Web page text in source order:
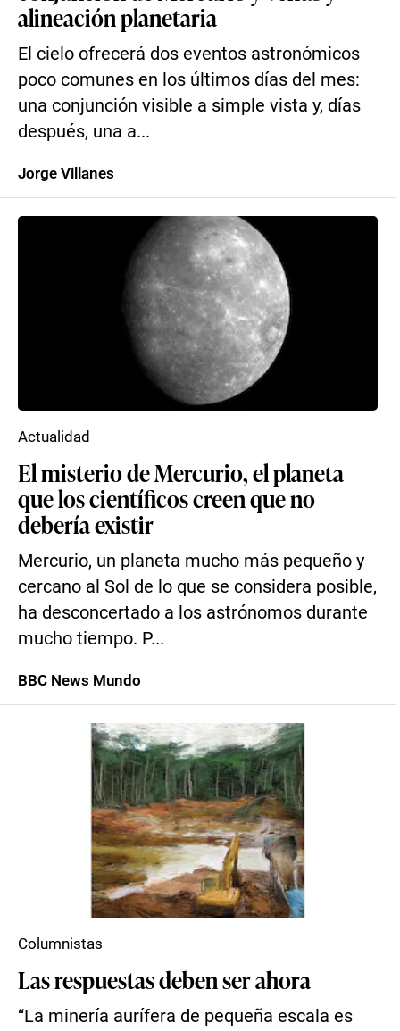
alineación planetaria
El cielo ofrecerá dos eventos astronómicos
poco comunes en los últimos días del mes:
una conjunción visible a simple vista y, días
después, una a...
Jorge Villanes
El misterio de Mercurio, el planeta
que los científicos creen que no
debería existir
Mercurio, un planeta mucho más pequeño y
cercano al Sol de lo que se considera posible,
ha desconcertado a los astrónomos durante
mucho tiempo. P...
Actualidad
BBC News Mundo
Las respuestas deben ser ahora
“La minería aurífera de pequeña escala es
Columnistas